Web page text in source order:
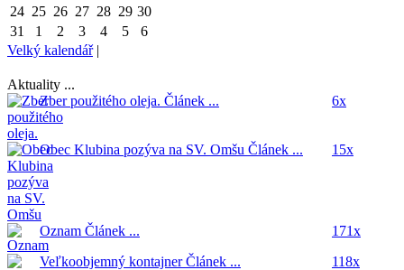
24 25 26 27 28 29 30
31
1 2 3 4 5
6
Velký kalendář|
Aktuality ...
Zber použitého oleja. Článek ... 6x
Obec Klubina pozýva na SV. Omšu Článek ... 15x
Oznam Článek ...
171x
Veľkoobjemný kontajnerČlánek ... 118x